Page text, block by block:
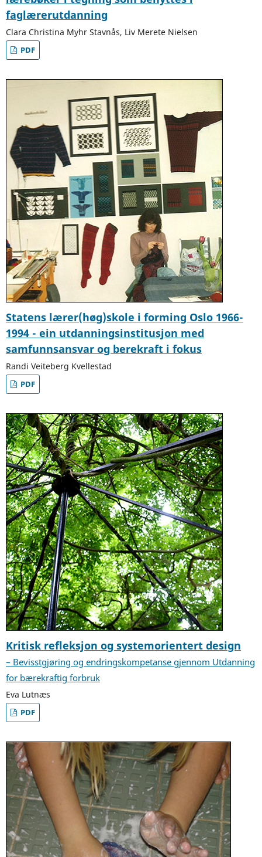
faglærerutdanning
Clara Christina Myhr Stavnås, Liv Merete Nielsen
PDF
Statens lærer(høg)skole i forming Oslo 1966-
1994 - ein utdanningsinstitusjon med
samfunnsansvar og berekraft i fokus
Randi Veiteberg Kvellestad
PDF
Kritisk refleksjon og systemorientert design
– Bevisstgjøring og endringskompetanse gjennom Utdanning
for bærekraftig forbruk
Eva Lutnæs
PDF